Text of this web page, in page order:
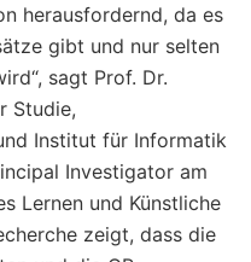
herausfordernd, da es
gibt und nur selten
sagt Prof. Dr.
Studie,
Institut für Informatik
Investigator am
Lernen und Künstliche
zeigt, dass die